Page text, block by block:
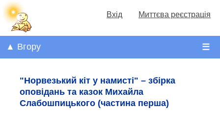
Вхід Миттєва реєстрація
☰
▲ Вгору
"Норвезький кіт у намисті" – збірка
оповідань та казок Михайла
Слабошпицького (частина перша)